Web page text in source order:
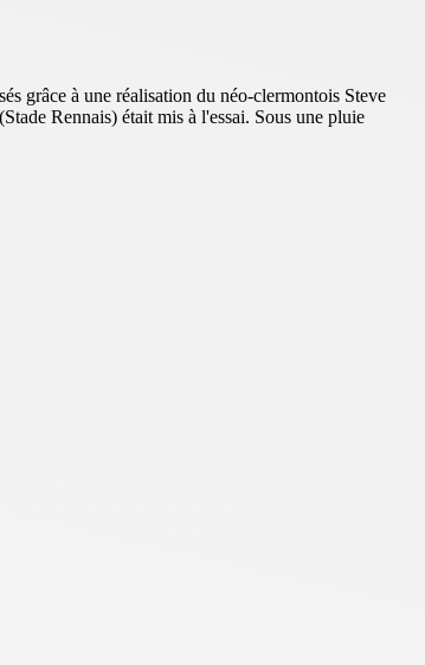
grâce à une réalisation du néo-clermontois Steve
Rennais) était mis à l'essai. Sous une pluie